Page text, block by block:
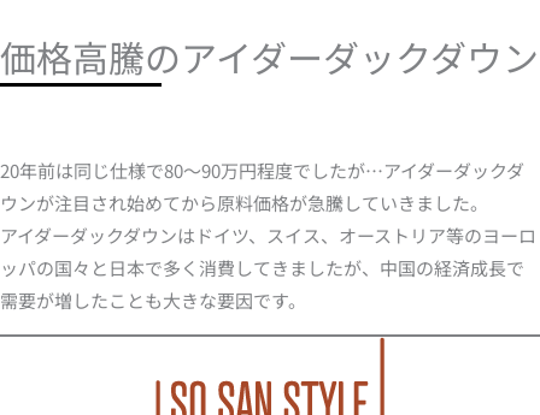
価格高騰のアイダーダックダウン
20年前は同じ仕様で80～90万円程度でしたが…アイダーダックダ
ウンが注目され始めてから原料価格が急騰していきました。
アイダーダックダウンはドイツ、スイス、オーストリア等のヨーロ
ッパの国々と日本で多く消費してきましたが、中国の経済成長で
需要が増したことも大きな要因です。